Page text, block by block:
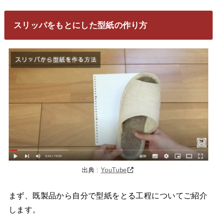
スリッパをもとにした型紙の作り方
出典 :YouTube
まず、既製品から自分で型紙をとる工程についてご紹介
します。